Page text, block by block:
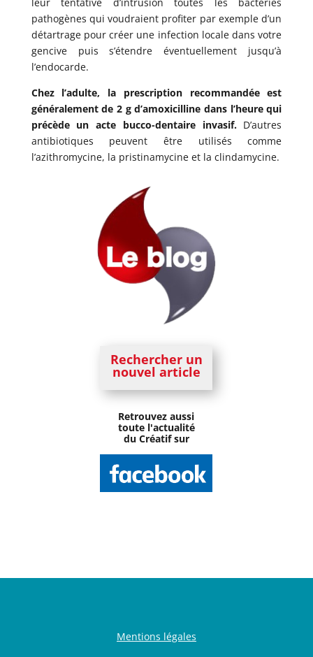
pathogènes qui voudraient profiter par exemple d’un
détartrage pour créer une infection locale dans votre
gencive puis s’étendre éventuellement jusqu’à
l’endocarde.
Chez l’adulte, la prescription recommandée est
généralement de 2 g d’amoxicilline dans l’heure qui
précède un acte bucco-dentaire invasif.D’autres
antibiotiques peuvent être utilisés comme
l’azithromycine, la pristinamycine et la clindamycine.
Rechercher un
nouvel article
Retrouvez aussi
toute l'actualité
du Créatif sur
Mentions légales